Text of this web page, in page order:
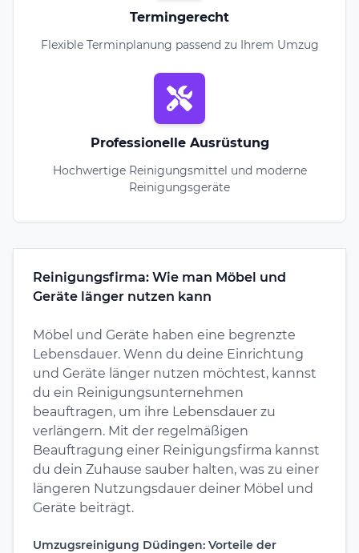
Termingerecht
Flexible Terminplanung passend zu Ihrem Umzug
Professionelle Ausrüstung
Hochwertige Reinigungsmittel und moderne
Reinigungsgeräte
Reinigungsfirma: Wie man Möbel und
Geräte länger nutzen kann
Möbel und Geräte haben eine begrenzte
Lebensdauer. Wenn du deine Einrichtung
und Geräte länger nutzen möchtest, kannst
du ein Reinigungsunternehmen
beauftragen, um ihre Lebensdauer zu
verlängern. Mit der regelmäßigen
Beauftragung einer Reinigungsfirma kannst
du dein Zuhause sauber halten, was zu einer
längeren Nutzungsdauer deiner Möbel und
Geräte beiträgt.
Umzugsreinigung Düdingen: Vorteile der